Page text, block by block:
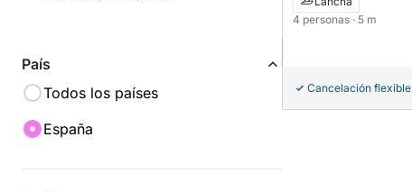
País
Todos los países
España
4 personas · 5 m
Cancelación flexible